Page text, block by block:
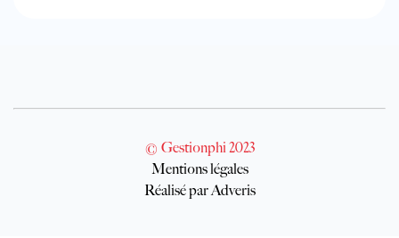
© Gestionphi 2023
Mentions légales
Réalisé par Adveris